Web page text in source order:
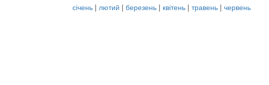
січень| лютий | березень| квітень| травень| червень